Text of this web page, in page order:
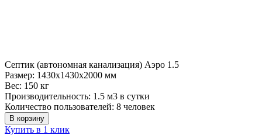
Септик (автономная канализация) Аэро 1.5
Размер: 1430x1430x2000 мм
Вес: 150 кг
Производительность: 1.5 м3 в сутки
Количество пользователей: 8 человек
В корзину
Купить в 1 клик